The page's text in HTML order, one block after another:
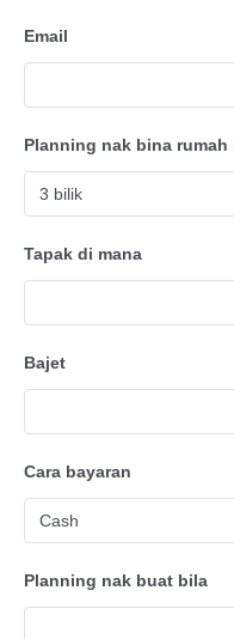
Email
Planning nak bina
Tapak di mana
Bajet
Cara bayaran
Planning nak buat bila